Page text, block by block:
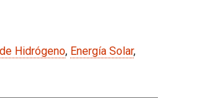
Hidrógeno, Energía Solar,